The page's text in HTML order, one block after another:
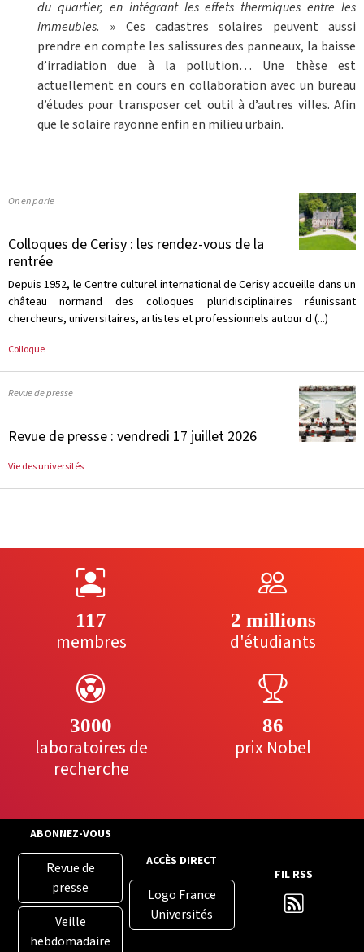
du quartier, en intégrant les effets thermiques entre les
immeubles. » Ces cadastres solaires peuvent aussi
prendre en compte les salissures des panneaux, la baisse
d’irradiation due à la pollution… Une thèse est
actuellement en cours en collaboration avec un bureau
d’études pour transposer cet outil à d’autres villes. Afin
que le solaire rayonne enfin en milieu urbain.
On en parle
Colloques de Cerisy : les rendez-vous de la
rentrée
Depuis 1952, le Centre culturel international de Cerisy accueille dans un
château normand des colloques pluridisciplinaires réunissant
chercheurs, universitaires, artistes et professionnels autour d (...)
Colloque
Revue de presse
Revue de presse : vendredi 17 juillet 2026
Vie des universités
117
membres
2 millions
d'étudiants
3000
laboratoires de
recherche
86
prix Nobel
ABONNEZ-VOUS
Revue de
presse
Veille
hebdomadaire
ACCÈS DIRECT
Logo France
Universités
FIL RSS